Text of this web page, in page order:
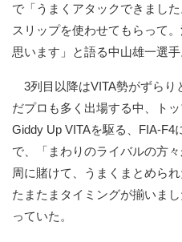
で「うまくアタックできまし
スリップを使わせてもらって
思います」と語る中山雄一選手
3列目以降はVITA勢がずらり
だプロも多く出場する中、ト
Giddy Up VITAを駆る、FIA-F4
で、「まわりのライバルの方
周に賭けて、うまくまとめら
たまたまタイミングが揃いま
っていた。